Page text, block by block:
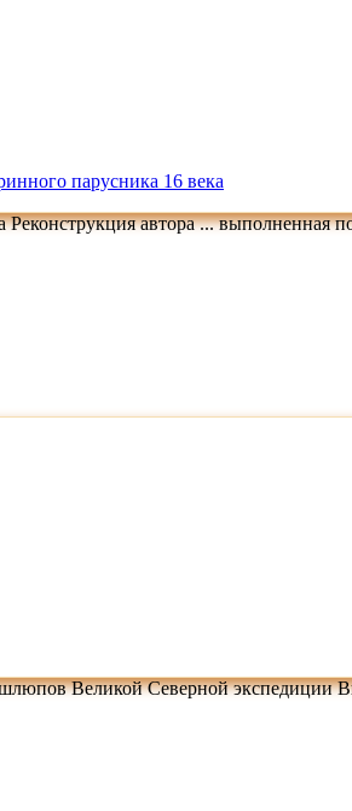
парусника 16 века
Реконструкция автора ...
Великой Северной экспедиции